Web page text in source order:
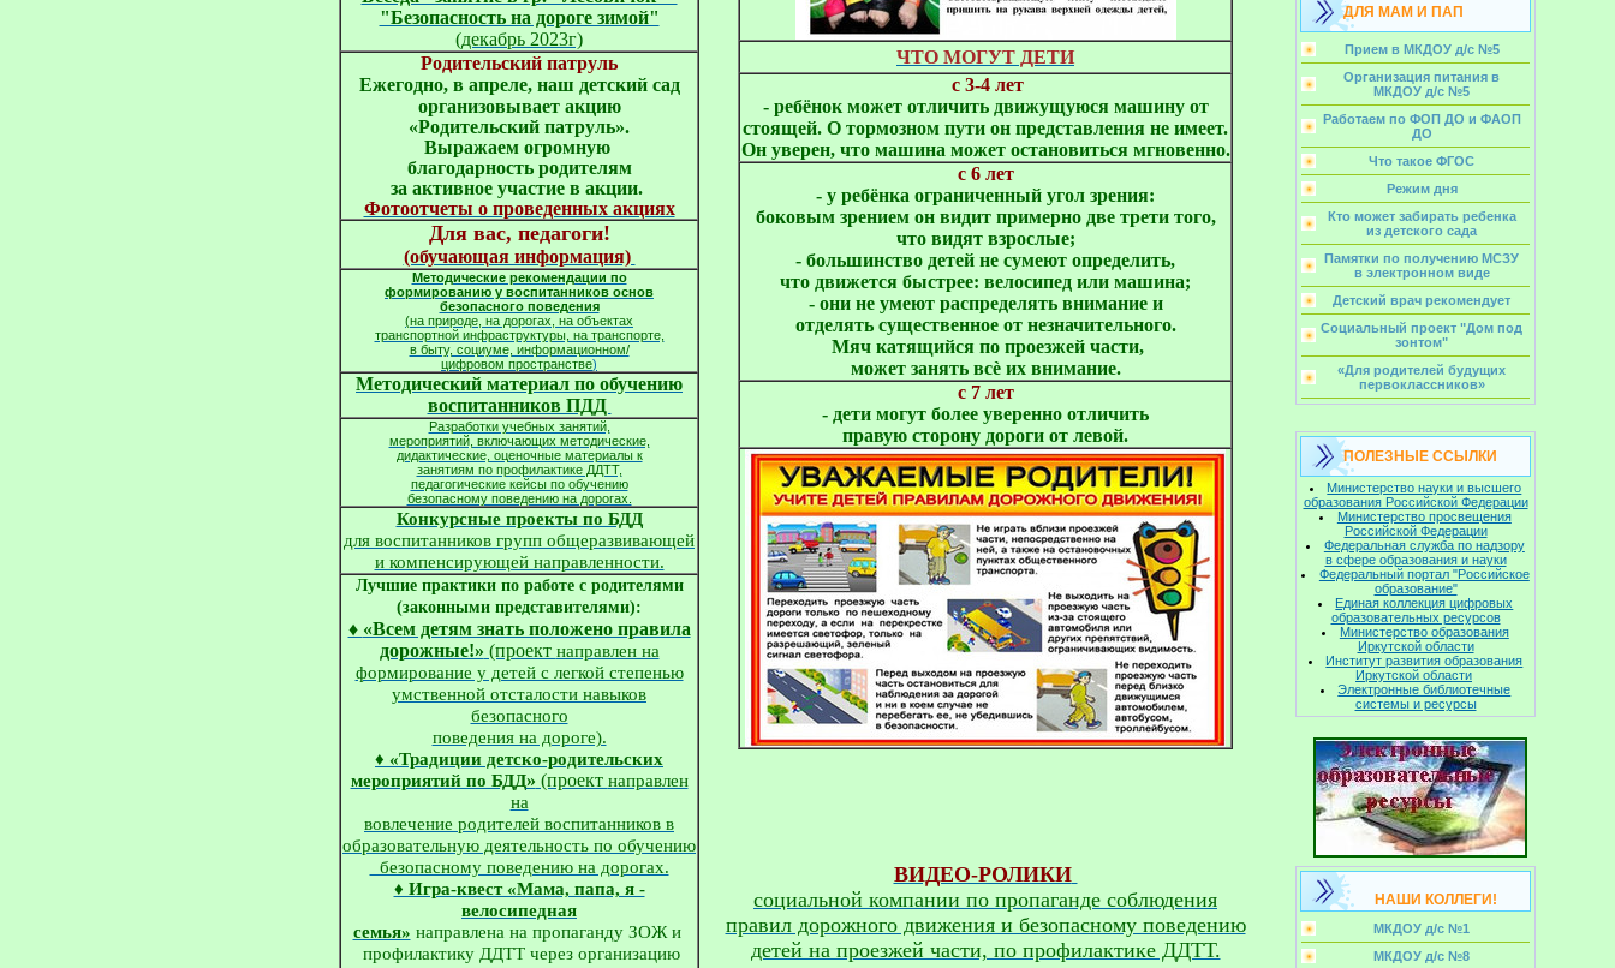
"Безопасность на дороге зимой"
(декабрь 2023г)
Родительский патруль
Ежегодно, в апреле, наш детский сад
организовывает акцию
«Родительский патруль».
Выражаем огромную
благодарность родителям
за активное участие в акции.
Фотоотчеты о проведенных акциях
(обучающая информация)
Методические рекомендации по
формированию у воспитанников основ
безопасного поведения
(на природе, на дорогах, на объектах
транспортной инфраструктуры, на транспорте,
в быту, социуме, информационном/
цифровом пространстве)
Методический материал по обучению
воспитанников ПДД
Разработки учебных занятий,
мероприятий, включающих методические,
дидактические, оценочные материалы к
занятиям по профилактике ДДТТ,
педагогические кейсы по обучению
безопасному поведению на дорогах.
Конкурсные проекты по БДД
для воспитанников групп общеразвивающей
и компенсирующей направленности.
Лучшие практики по работе с родителями
(законными представителями):
♦ «Всем детям знать положено правила
дорожные!» (проект направлен на
формирование у детей с легкой степенью
умственной отсталости навыков
безопасного
поведения на дороге).
♦ «Традиции детско-родительских
мероприятий по БДД» (проект направлен
на
вовлечение родителей воспитанников в
образовательную деятельность по обучению
безопасному поведению на дорогах.
♦ Игра-квест «Мама, папа, я -
велосипедная
семья» направлена на пропаганду ЗОЖ и
профилактику ДДТТ через организацию
ЧТО МОГУТ ДЕТИ
с 3-4 лет
- ребёнок может отличить движущуюся машину от
стоящей. О тормозном пути он представления не имеет.
Он уверен, что машина может остановиться мгновенно.
с 6 лет
- у ребёнка ограниченный угол зрения:
боковым зрением он видит примерно две трети того,
что видят взрослые;
- большинство детей не сумеют определить,
что движется быстрее: велосипед или машина;
- они не умеют распределять внимание и
отделять существенное от незначительного.
Мяч катящийся по проезжей части,
может занять всѐ их внимание.
с 7 лет
- дети могут более уверенно отличить
правую сторону дороги от левой.
ВИДЕО-РОЛИКИ
социальной компании по пропаганде соблюдения
правил дорожного движения и безопасному поведению
детей на проезжей части, по профилактике ДДТТ.
ДЛЯ МАМ И ПАП
Прием в МКДОУ д/с №5
Организация питания в
МКДОУ д/с №5
Работаем по ФОП ДО и ФАОП
ДО
Что такое ФГОС
Режим дня
Кто может забирать ребенка
из детского сада
Памятки по получению МСЗУ
в электронном виде
Детский врач рекомендует
Социальный проект "Дом под
зонтом"
«Для родителей будущих
первоклассников»
ПОЛЕЗНЫЕ ССЫЛКИ
Министерство науки и высшего
образования Российской Федерации
Министерство просвещения
Российской Федерации
Федеральная служба по надзору
в сфере образования и науки
Федеральный портал "Российское
образование"
Единая коллекция цифровых
образовательных ресурсов
Министерство образования
Иркутской области
Институт развития образования
Иркутской области
Электронные библиотечные
системы и ресурсы
НАШИ КОЛЛЕГИ!
МКДОУ д/с №1
МКДОУ д/с №8